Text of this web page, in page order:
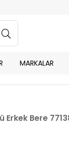
MARKALAR
Erkek Bere